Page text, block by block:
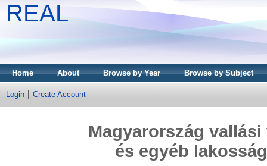
REAL
Home About Browse by Year Browse by Subject
Login Create Account
Magyarország
és egyéb